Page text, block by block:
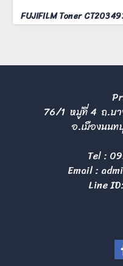
FUJIFILM Toner
76/1 หมู่ที่ 4 ถ.บา
อ.เมืองนน
Tel :
Email :
Line